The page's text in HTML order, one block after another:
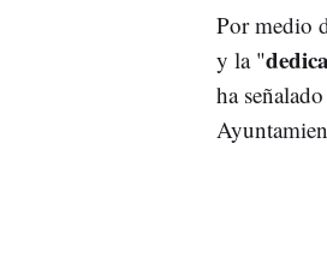
Por medio
y la "
ha